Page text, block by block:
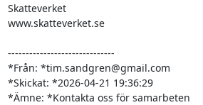
Skatteverket
www.skatteverket.se
------------------------------
*Från: *tim.sandgren@gmail.com
*Skickat: *2026-04-21 19:36:29
*Ämne: *Kontakta oss för samarbeten